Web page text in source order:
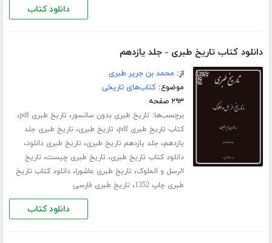
دانلود کتاب
دانلود کتاب تاریخ طبری - جلد یازدهم
از: محمد بن جریر طبری
موضوع:کتاب‌های تاریخی
۲۹۳ صفحه
برچسب‌ها: تاریخ طبری بدون سانسور، تاریخ طبری pdf ،
کتاب تاریخ طبری pdf ، تاریخ طبری، تاریخ طبری جلد
‌یازدهم، جلد یازدهم تاریخ طبری، تاریخ طبری دانلود،
دانلود کتاب تاریخ طبری، تاریخ طبری چیست، تاریخ
الرسل و الملوک، تاریخ طبری عاشورا،دانلود کتاب تاریخ
طبری چاپ 1352
، تاریخ طبری فارسی
دانلود کتاب